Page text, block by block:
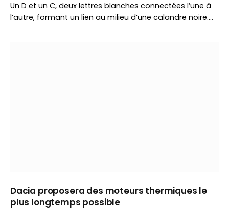
Un D et un C, deux lettres blanches connectées l’une à
l’autre, formant un lien au milieu d’une calandre noire.…
Dacia proposera des moteurs thermiques le
plus longtemps possible